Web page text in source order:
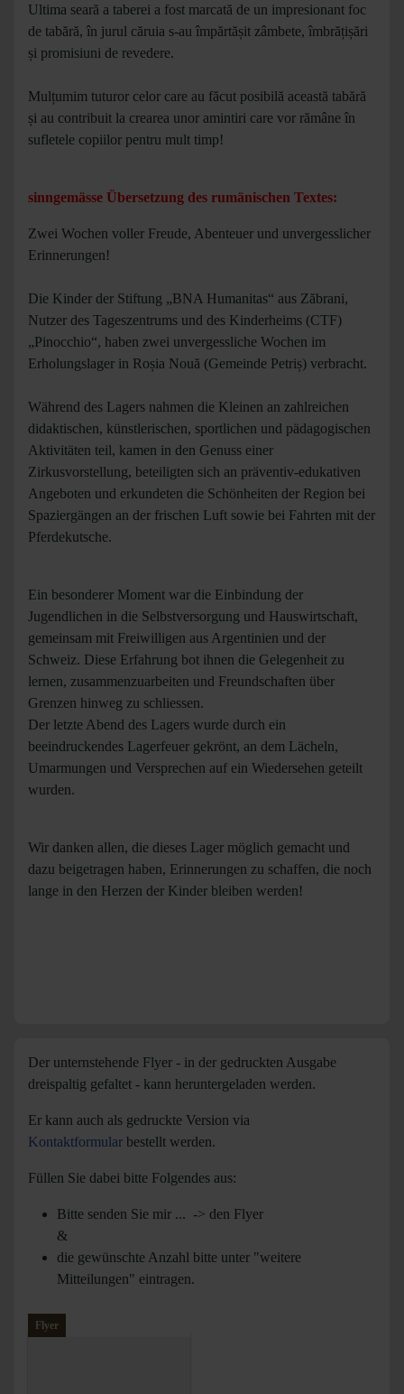
Ultima seară a taberei a fost marcată de un impresionant foc
de tabără, în jurul căruia s-au împărtășit zâmbete, îmbrățișări
și promisiuni de revedere.
Mulțumim tuturor celor care au făcut posibilă această tabără
și au contribuit la crearea unor amintiri care vor rămâne în
sufletele copiilor pentru mult timp!
sinngemässe Übersetzung des rumänischen Textes:
Zwei Wochen voller Freude, Abenteuer und unvergesslicher
Erinnerungen!
Die Kinder der Stiftung „BNA Humanitas“ aus Zăbrani,
Nutzer des Tageszentrums und des Kinderheims (CTF)
„Pinocchio“, haben zwei unvergessliche Wochen im
Erholungslager in Roșia Nouă (Gemeinde Petriș) verbracht.
Während des Lagers nahmen die Kleinen an zahlreichen
didaktischen, künstlerischen, sportlichen und pädagogischen
Aktivitäten teil, kamen in den Genuss einer
Zirkusvorstellung, beteiligten sich an präventiv-edukativen
Angeboten und erkundeten die Schönheiten der Region bei
Spaziergängen an der frischen Luft sowie bei Fahrten mit der
Pferdekutsche.
Ein besonderer Moment war die Einbindung der
Jugendlichen in die Selbstversorgung und Hauswirtschaft,
gemeinsam mit Freiwilligen aus Argentinien und der
Schweiz. Diese Erfahrung bot ihnen die Gelegenheit zu
lernen, zusammenzuarbeiten und Freundschaften über
Grenzen hinweg zu schliessen.
Der letzte Abend des Lagers wurde durch ein
beeindruckendes Lagerfeuer gekrönt, an dem Lächeln,
Umarmungen und Versprechen auf ein Wiedersehen geteilt
wurden.
Wir danken allen, die dieses Lager möglich gemacht und
dazu beigetragen haben, Erinnerungen zu schaffen, die noch
lange in den Herzen der Kinder bleiben werden!
Der unternstehende Flyer - in der gedruckten Ausgabe
dreispaltig gefaltet - kann heruntergeladen werden.
Er kann auch als gedruckte Version via
Kontaktformular bestellt werden.
Füllen Sie dabei bitte Folgendes aus:
Bitte senden Sie mir ... -> den Flyer
&
die gewünschte Anzahl bitte unter "weitere
Mitteilungen" eintragen.
Flyer